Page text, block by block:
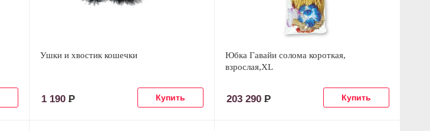
Ушки и хвостик кошечки
1 190 Р
Юбка Гавайи солома короткая,
взрослая,XL
203 290Р